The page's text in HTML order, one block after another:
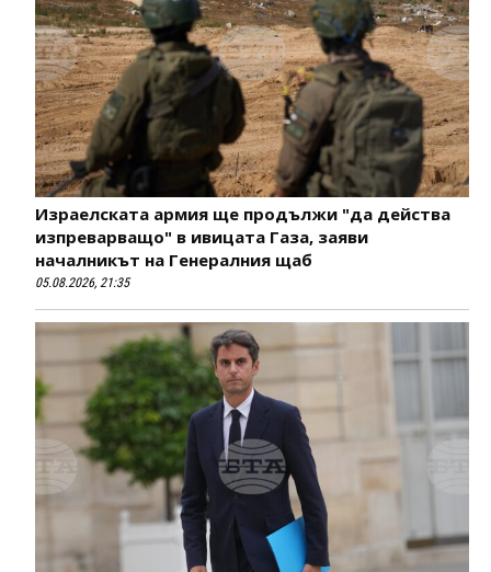
Израелската армия ще продължи "да действа
изпреварващо" в ивицата Газа, заяви
началникът на Генералния щаб
05.08.2026, 21:35